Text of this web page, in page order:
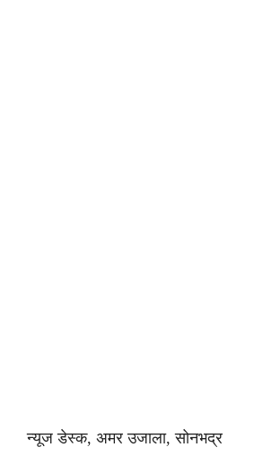
न्यूज डेस्क, अमर उजाला, सोनभद्र